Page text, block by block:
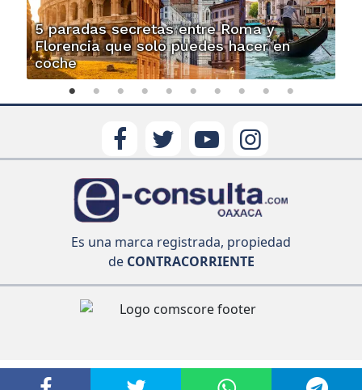
5 paradas secretas entre Roma y
Florencia que solo puedes hacer en
coche
Es una marca registrada, propiedad
deCONTRACORRIENTE